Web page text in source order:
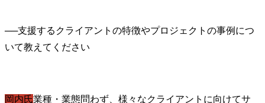
──支援するクライアントの特徴やプロジェクトの事例につ
岡内氏業種・業態問わず、様々なクライアントに向けてサ